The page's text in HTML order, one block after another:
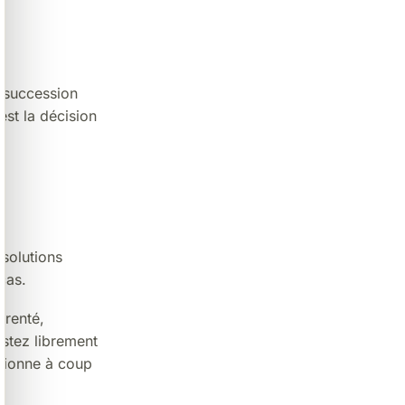
la décision
librement
à coup